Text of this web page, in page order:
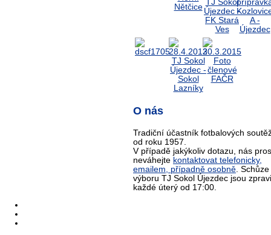
O nás
Tradiční účastník fotbalových
od roku 1957.
V případě jakýkoliv dotazu, nás
neváhejte kontaktovat telefonicky,
emailem, případně osobně. Schůze
výboru TJ Sokol Újezdec jsou
každé úterý od 17:00.